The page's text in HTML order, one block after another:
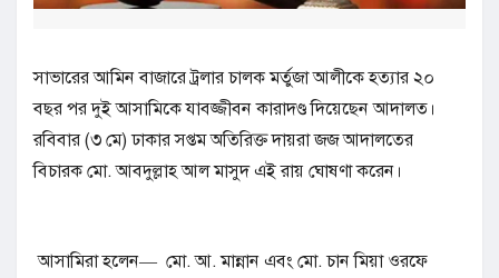
সাভারের আমিন বাজারে ট্রলার চালক মর্তুজা আলীকে হত্যার ২০
বছর পর দুই আসামিকে যাবজ্জীবন কারাদণ্ড দিয়েছেন আদালত।
রবিবার (৩ মে) ঢাকার সপ্তম অতিরিক্ত দায়রা জজ আদালতের
বিচারক মো. আবদুল্লাহ আল মাসুদ এই রায় ঘোষণা করেন।
​ আসামিরা হলেন— মো. আ. মান্নান এবং মো. চান মিয়া ওরফে